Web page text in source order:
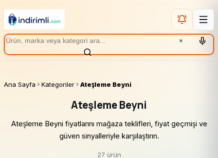
×
Ana Sayfa Kategoriler Ateşleme Beyni
Ateşleme Beyni
Ateşleme Beyni fiyatlarını mağaza teklifleri, fiyat geçmişi ve
güven sinyalleriyle karşılaştırın.
27 ürün